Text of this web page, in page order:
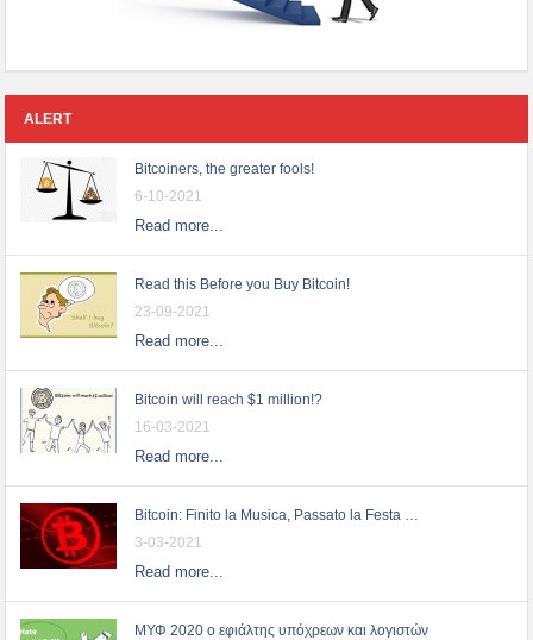
ALERT
Bitcoiners, the greater fools!
6-10-2021
Read more...
Read this Before you Buy Bitcoin!
23-09-2021
Read more...
Bitcoin will reach $1 million!?
16-03-2021
Read more...
Bitcoin: Finito la Musica, Passato la Festa …
3-03-2021
Read more...
ΜΥΦ 2020 ο εφιάλτης υπόχρεων και λογιστών